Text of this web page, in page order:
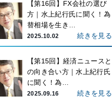
【第16回】FX会社の選び
方｜水上紀行氏に聞く！為
替相場を生き…
2025.10.02 続きを見る
【第15回】経済ニュースと
の向き合い方｜水上紀行氏
に聞く！為…
2025.09.16 続きを見る